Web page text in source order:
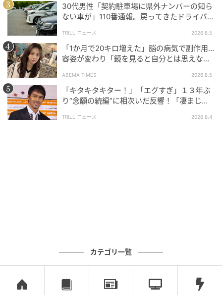
ウーマンエキサイト
30代男性「契約駐車場に県外ナンバーの知ら
ない車が」110番通報。戻ってきたドライバー
TRILL ニュース 2026.8.5
「1か月で20キロ増えた」脳の病気で副作用…
容姿が変わり「鏡を見ると自分とは思えなか
ABEMA TIMES 2026.8.5
「キタキタキター！」「エグすぎ」１３年ぶ
り“念願の続編”に相次いだ反響！「凄まじく
TRILL ニュース 2026.8.4
カテゴリ一覧